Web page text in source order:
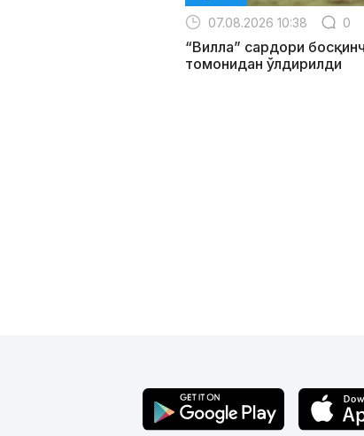
07.08.2026 10:38 0
“Вилла” сардори
томонидан ўлдирилди